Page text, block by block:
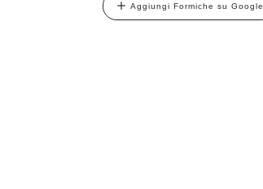
Aggiungi Formiche su Google